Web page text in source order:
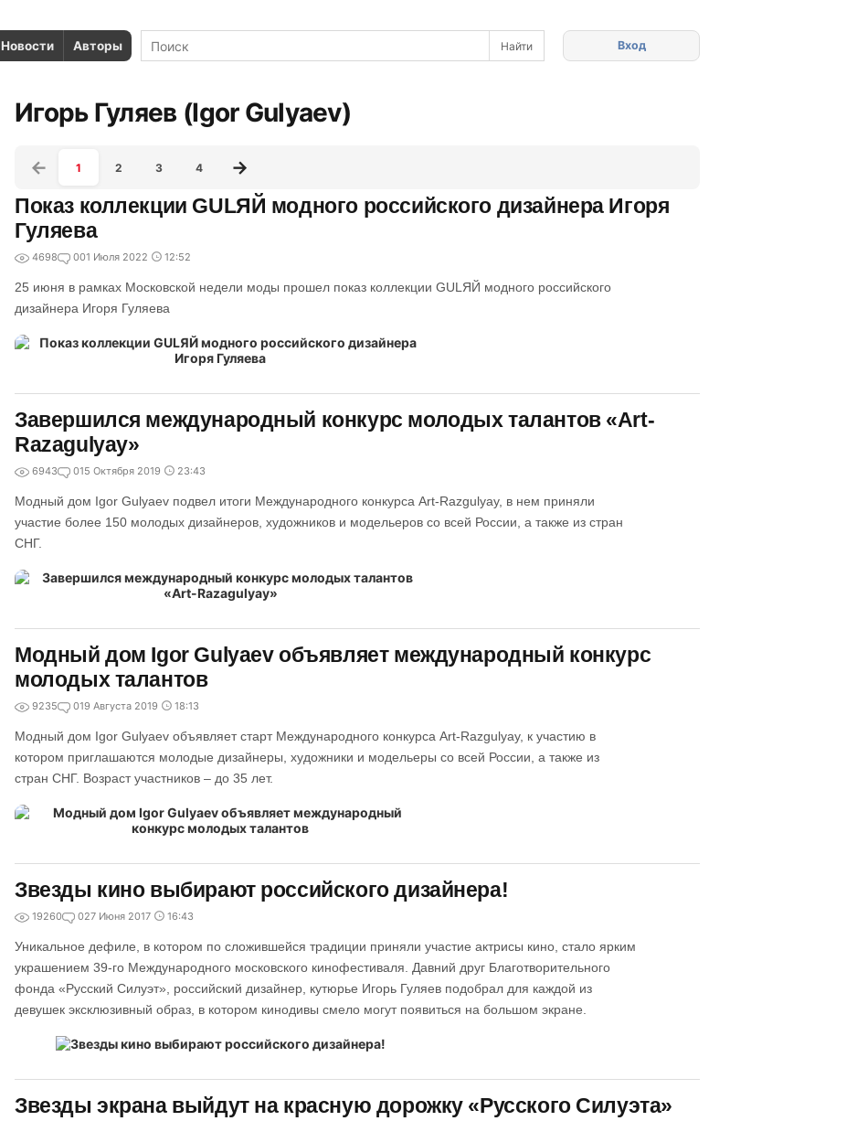
Новости Авторы Вход
Игорь Гуляев (Igor Gulyaev)
1 2 3 4
Показ коллекции GULЯЙ модного российского дизайнера Игоря
Гуляева
4698 001 Июля 2022 12:52
25 июня в рамках Московской недели моды прошел показ коллекции GULЯЙ модного российского
дизайнера Игоря Гуляева
Завершился международный конкурс молодых талантов «Art-
Razagulyay»
6943 015 Октября 2019 23:43
Модный дом Igor Gulyaev подвел итоги Международного конкурса Art-Razgulyay, в нем приняли
участие более 150 молодых дизайнеров, художников и модельеров со всей России, а также из стран
СНГ.
Модный дом Igor Gulyaev объявляет международный конкурс
молодых талантов
9235 019 Августа 2019 18:13
Модный дом Igor Gulyaev объявляет старт Международного конкурса Art-Razgulyay, к участию в
котором приглашаются молодые дизайнеры, художники и модельеры со всей России, а также из
стран СНГ. Возраст участников – до 35 лет.
Звезды кино выбирают российского дизайнера!
19260 027 Июня 2017 16:43
Уникальное дефиле, в котором по сложившейся традиции приняли участие актрисы кино, стало ярким
украшением 39-го Международного московского кинофестиваля. Давний друг Благотворительного
фонда «Русский Силуэт», российский дизайнер, кутюрье Игорь Гуляев подобрал для каждой из
девушек эксклюзивный образ, в котором кинодивы смело могут появиться на большом экране.
Звезды экрана выйдут на красную дорожку «Русского Силуэта»